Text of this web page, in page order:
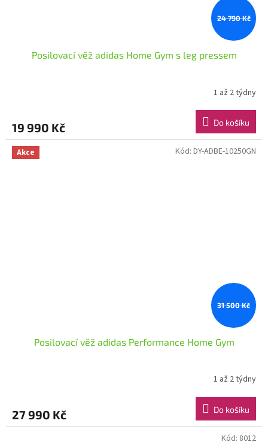
24 790 Kč
Posilovací věž adidas Home Gym s leg pressem
1 až 2 týdny
19 990 Kč Do košíku
Akce
31 500 Kč
Posilovací věž adidas Performance Home Gym
1 až 2 týdny
27 990 Kč Do košíku
Kód: DY-ADBE-10250GN
Kód: 8012